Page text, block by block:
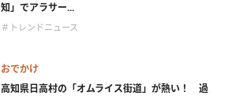
知」でアラサー...
＃トレンドニュース
おでかけ
高知県日高村の「オムライス街道」が熱い！ 過